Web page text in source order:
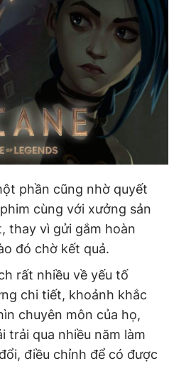
Liên hệ quảng cáo
0908 780 404
Tòa soạn Chính sách bảo
Hải Thành
- BTTTT cấp ngày 24.3.2020
về Báo Thanh Niên. Cấm sao
có sự chấp thuận bằng văn
JSC.
phần cũng nhờ quyết
cùng với xưởng sản
thay vì gửi gắm hoàn
đó chờ kết quả.
rất nhiều về yếu tố
chi tiết, khoảnh khắc
chuyên môn của họ,
trải qua nhiều năm làm
điều chỉnh để có được